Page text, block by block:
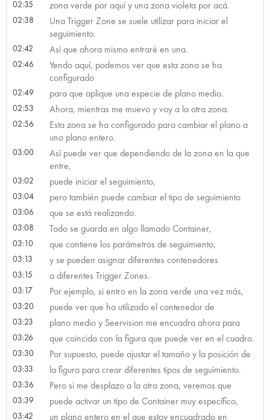
02:35 zona verde por aquí y una zona violeta por acá.
02:38
Una Trigger Zone se suele utilizar para iniciar el
seguimiento.
02:42 Así que ahora mismo entraré en una.
02:46
Yendo aquí, podemos ver que esta zona se ha
configurado
02:49 para que aplique una especie de plano medio.
02:53 Ahora, mientras me muevo y voy a la otra zona.
02:56
Esta zona se ha configurado para cambiar el plano a
uno plano entero.
03:00
Así puede ver que dependiendo de la zona en la que
entre,
03:02 puede iniciar el seguimiento,
03:04 pero también puede cambiar el tipo de seguimiento
03:06 que se está realizando.
03:08 Todo se guarda en algo llamado Container,
03:10 que contiene los parámetros de seguimiento,
03:13 y se pueden asignar diferentes contenedores
03:15 a diferentes Trigger Zones.
03:17 Por ejemplo, si entro en la zona verde una vez más,
03:20 puede ver que ha utilizado el contenedor de
03:23 plano medio y Seervision me encuadra ahora para
03:26 que coincida con la figura que puede ver en el cuadro.
03:30 Por supuesto, puede ajustar el tamaño y la posición de
03:33 la figura para crear diferentes tipos de seguimiento.
03:36 Pero si me desplazo a la otra zona, veremos que
03:39 puede activar un tipo de Container muy específico,
03:42 un plano entero en el que estoy encuadrado en